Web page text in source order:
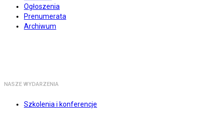
Ogłoszenia
Prenumerata
Archiwum
NASZE WYDARZENIA
Szkolenia i konferencje